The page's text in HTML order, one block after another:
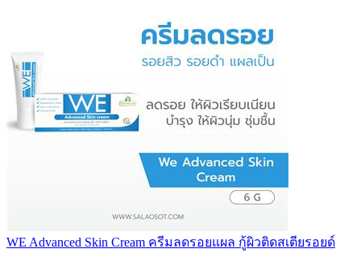
WE Advanced Skin Cream ครีมลดรอยแผล กู้ผิวติดสเตียรอยด์